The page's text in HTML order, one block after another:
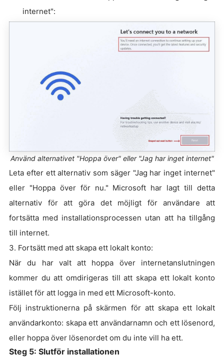
internet":
Använd alternativet "Hoppa över" eller "Jag har inget internet"
Leta efter ett alternativ som säger "Jag har inget internet"
eller "Hoppa över för nu." Microsoft har lagt till detta
alternativ för att göra det möjligt för användare att
fortsätta med installationsprocessen utan att ha tillgång
till internet.
3. Fortsätt med att skapa ett lokalt konto:
När du har valt att hoppa över internetanslutningen
kommer du att omdirigeras till att skapa ett lokalt konto
istället för att logga in med ett Microsoft-konto.
Följ instruktionerna på skärmen för att skapa ett lokalt
användarkonto: skapa ett användarnamn och ett lösenord,
eller hoppa över lösenordet om du inte vill ha ett.
Steg 5: Slutför installationen